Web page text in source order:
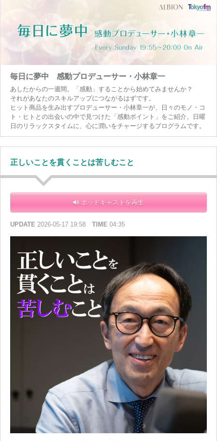
毎日に夢中 感動プロデューサー・小林章一
あしたからの一週間。「感動」することから始めてみませんか？
それがあなたのスキルアップにつながるはずです。
ヒット商品を生み出すプロデューサー・小林章一が、日々のモノ・コ
ト・ヒトとの出会いの中で見つけた「感動ポイント」をご紹介。日曜
日のリラックスタイムに、心に潤いをチャージするプログラムです。
正しいことを貫くことは苦しむこと
ポッドキャストを再生
UPDATE 2026-05-17 19:58 TIME 04:35